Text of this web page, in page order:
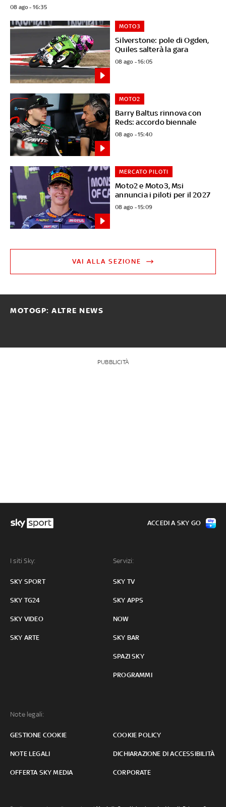
08 ago - 16:35
Silverstone: pole di Ogden,
Quiles salterà la gara
MOTO3
08 ago - 16:05
Barry Baltus rinnova con
Reds: accordo biennale
MOTO2
08 ago - 15:40
Moto2 e Moto3, Msi
annuncia i piloti per il 2027
MERCATO PILOTI
08 ago - 15:09
VAI ALLA SEZIONE
MOTOGP: ALTRE NEWS
PUBBLICITÀ
I siti Sky:
SKY SPORT
SKY TG24
SKY VIDEO
SKY ARTE
Servizi:
SKY TV
SKY APPS
NOW
SKY BAR
SPAZI SKY
PROGRAMMI
Note legali:
GESTIONE COOKIE COOKIE POLICY
NOTE LEGALI DICHIARAZIONE DI ACCESSIBILITÀ
OFFERTA SKY MEDIA CORPORATE
ACCEDI A SKY GO